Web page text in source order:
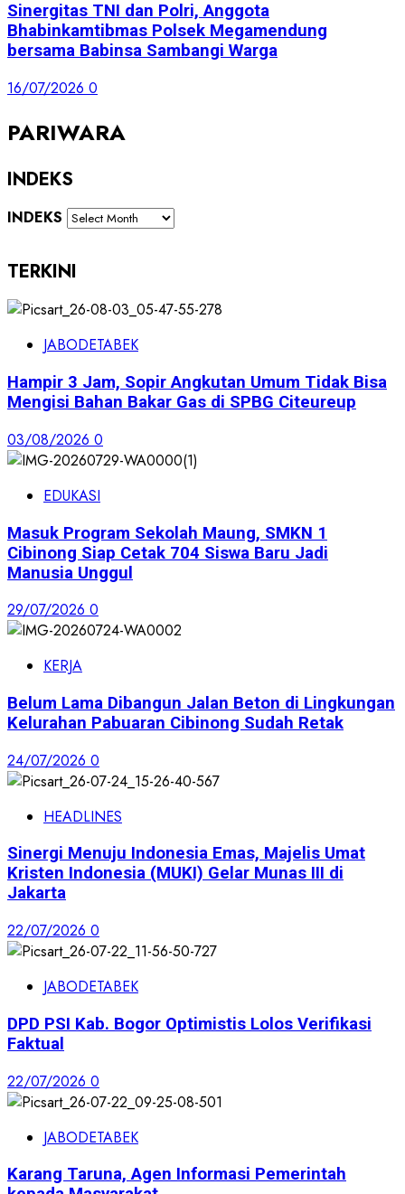
Sinergitas TNI dan Polri, Anggota
Bhabinkamtibmas Polsek Megamendung
bersama Babinsa Sambangi Warga
16/07/2026 0
PARIWARA
INDEKS
INDEKS
TERKINI
JABODETABEK
Hampir 3 Jam, Sopir Angkutan Umum Tidak Bisa
Mengisi Bahan Bakar Gas di SPBG Citeureup
03/08/2026 0
EDUKASI
Masuk Program Sekolah Maung, SMKN 1
Cibinong Siap Cetak 704 Siswa Baru Jadi
Manusia Unggul
29/07/2026 0
KERJA
Belum Lama Dibangun Jalan Beton di Lingkungan
Kelurahan Pabuaran Cibinong Sudah Retak
24/07/2026 0
HEADLINES
Sinergi Menuju Indonesia Emas, Majelis Umat
Kristen Indonesia (MUKI) Gelar Munas III di
Jakarta
22/07/2026 0
JABODETABEK
DPD PSI Kab. Bogor Optimistis Lolos Verifikasi
Faktual
22/07/2026 0
JABODETABEK
Karang Taruna, Agen Informasi Pemerintah